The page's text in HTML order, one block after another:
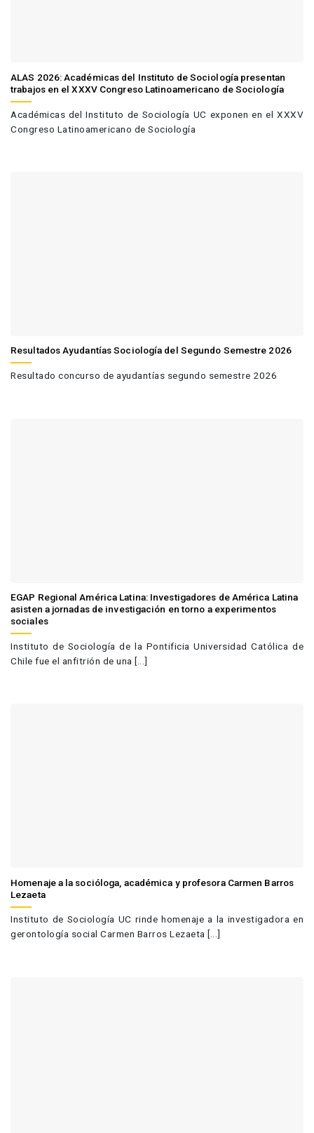
ALAS 2026: Académicas del Instituto de Sociología presentan
trabajos en el XXXV Congreso Latinoamericano de Sociología
Académicas del Instituto de Sociología UC exponen en el XXXV
Congreso Latinoamericano de Sociología
Resultados Ayudantías Sociología del Segundo Semestre 2026
Resultado concurso de ayudantías segundo semestre 2026
EGAP Regional América Latina: Investigadores de América Latina
asisten a jornadas de investigación en torno a experimentos
sociales
Instituto de Sociología de la Pontificia Universidad Católica de
Chile fue el anfitrión de una [...]
Homenaje a la socióloga, académica y profesora Carmen Barros
Lezaeta
Instituto de Sociología UC rinde homenaje a la investigadora en
gerontología social Carmen Barros Lezaeta [...]